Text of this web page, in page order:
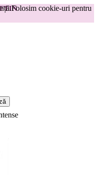
Folosim cookie-uri pentru